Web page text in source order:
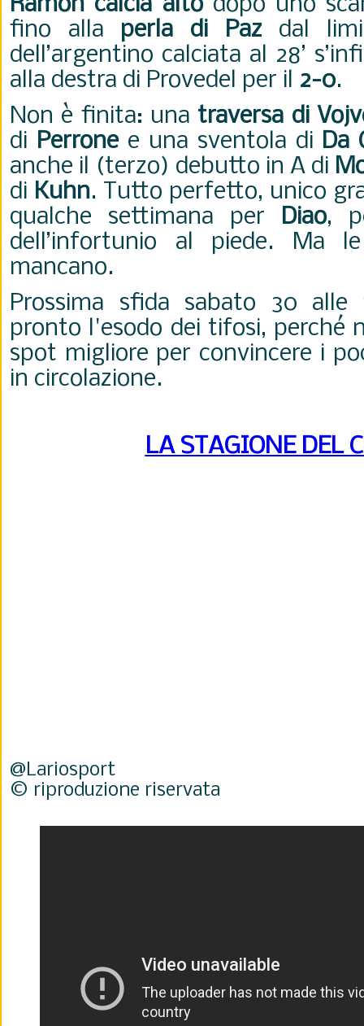
Ramon calcia altodopo uno
fino alla perla di Pazdal
dell’argentino calciata al 28’
alla destra di Provedel per il 2-0.
Non è finita: una traversa di
di Perronee una sventola di Da
anche il (terzo) debutto in A di
di Kuhn. Tutto perfetto, unico
qualche settimana per Diao,
dell’infortunio al piede. Ma
mancano.
Prossima sfida sabato 30
pronto l'esodo dei tifosi, perché
spot migliore per convincere i
in circolazione.
LA STAGIONE DEL
@Lariosport
© riproduzione riservata